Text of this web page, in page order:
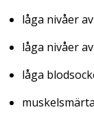
låga nivåer
låga nivåer
låga
muskelsmärta